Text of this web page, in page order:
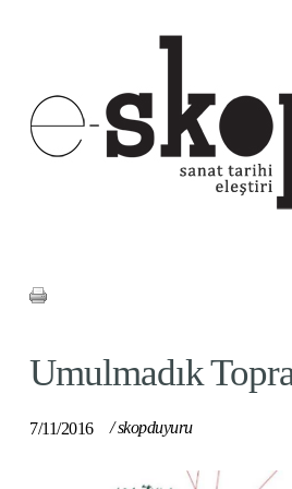
Umulmadık
7/11/2016 /skopduyuru